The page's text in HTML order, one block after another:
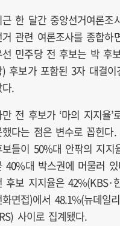
근 한 달간 중앙선거여론조
거 관련 여론조사를 종합하
선 민주당 전 후보는 박 후
) 후보가 포함된 3자 대결
.
전 후보가 ‘마의 지지율
했다는 점은 변수로 꼽힌다
보들이 50%대 안팎의 지
40%대 박스권에 머물러
후보 지지율은 42%(KBS·
면접)에서 48.1%(뉴데일
사이로 집계됐다.